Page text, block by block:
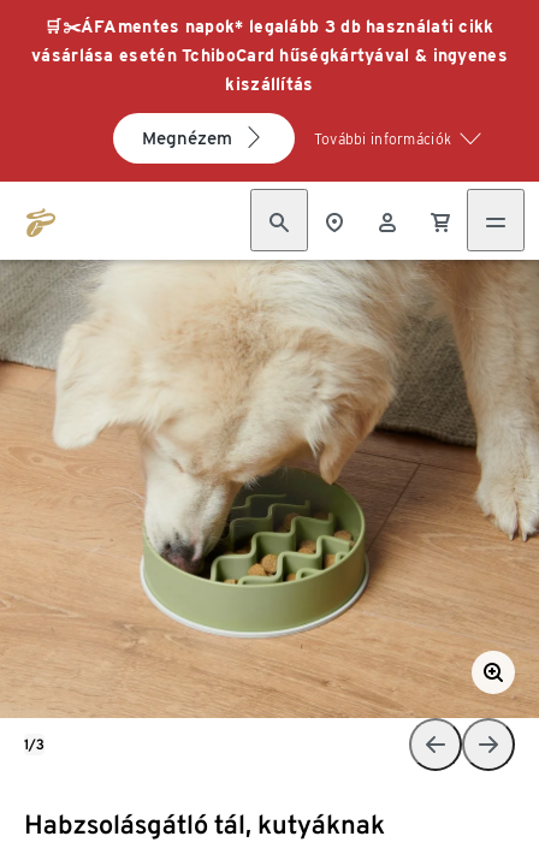
🛒✂️ÁFAmentes napok* legalább 3 db használati cikk
vásárlása esetén TchiboCard hűségkártyával & ingyenes
kiszállítás
Megnézem További információk
Habzsolásgátló tál, kutyáknak
1/3